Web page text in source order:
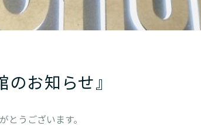
お知らせ』
うございます。